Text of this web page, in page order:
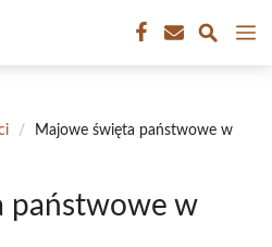
/
Majowe święta państwowe w
państwowe w